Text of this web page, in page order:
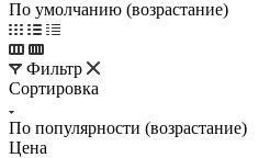
По умолчанию (возрастание)
Фильтр
Сортировка
По популярности (возрастание)
Цена